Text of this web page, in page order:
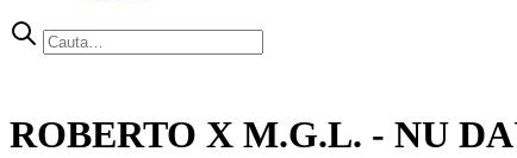
ROBERTO X M.G.L. - NU